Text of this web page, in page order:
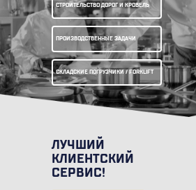
СТРОИТЕЛЬСТВО ДОРОГ И КРОВЕЛЬ
ПРОИЗВОДСТВЕННЫЕ ЗАДАЧИ
СКЛАДСКИЕ ПОГРУЗЧИКИ / FORKLIFT
ЛУЧШИЙ
КЛИЕНТСКИЙ
СЕРВИС!